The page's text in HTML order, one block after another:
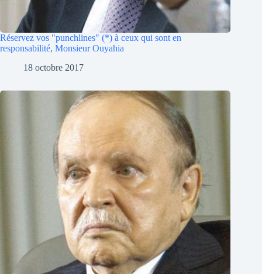
Réservez vos "punchlines" (*) à ceux qui sont en
responsabilité, Monsieur Ouyahia
18 octobre 2017